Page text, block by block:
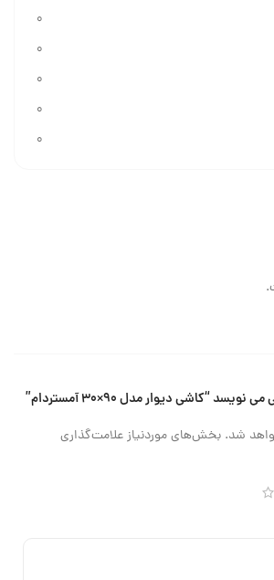
0
0
0
0
0
“کاشی دیوار مدل ۹۰×۳۰ آمستردام”
شد. بخش‌های موردنیاز علامت‌گذاری